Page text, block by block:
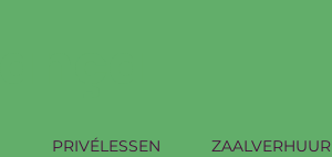
PRIVÉLESSEN ZAALVERHUUR